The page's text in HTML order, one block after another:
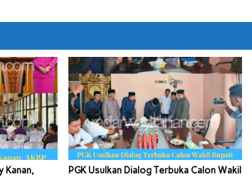
Kanan,
PGK Usulkan Dialog Terbuka Calon Wakil